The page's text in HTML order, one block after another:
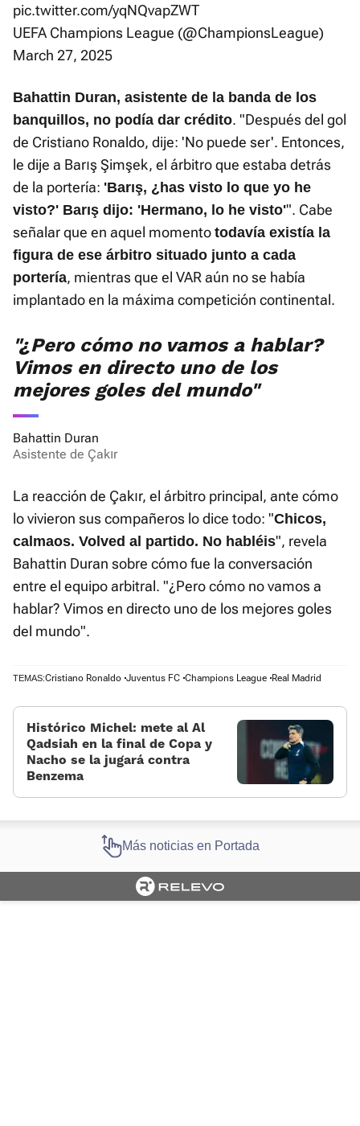
pic.twitter.com/yqNQvapZWT
UEFA Champions League (@ChampionsLeague)
March 27, 2025
Bahattin Duran, asistente de la banda de los
banquillos, no podía dar crédito. "Después del gol
de Cristiano Ronaldo, dije: 'No puede ser'. Entonces,
le dije a Barış Şimşek, el árbitro que estaba detrás
de la portería: 'Barış, ¿has visto lo que yo he
visto?' Barış dijo: 'Hermano, lo he visto'". Cabe
señalar que en aquel momento todavía existía la
figura de ese árbitro situado junto a cada
portería, mientras que el VAR aún no se había
implantado en la máxima competición continental.
"¿Pero cómo no vamos a hablar?
Vimos en directo uno de los
mejores goles del mundo"
Bahattin Duran
Asistente de Çakır
La reacción de Çakır, el árbitro principal, ante cómo
lo vivieron sus compañeros lo dice todo: "Chicos,
calmaos. Volved al partido. No habléis", revela
Bahattin Duran sobre cómo fue la conversación
entre el equipo arbitral. "¿Pero cómo no vamos a
hablar? Vimos en directo uno de los mejores goles
del mundo".
TEMAS:Cristiano Ronaldo Juventus FC Champions League Real Madrid
Histórico Michel: mete al Al
Qadsiah en la final de Copa y
Nacho se la jugará contra
Benzema
Más noticias en Portada